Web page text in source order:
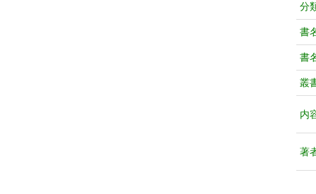
分
書
書
叢
内
著